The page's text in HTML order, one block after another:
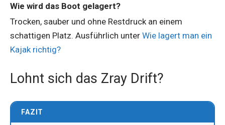
Wie wird das Boot gelagert?
Trocken, sauber und ohne Restdruck an einem
schattigen Platz. Ausführlich unter Wie lagert man ein
Kajak richtig?
Lohnt sich das Zray Drift?
FAZIT